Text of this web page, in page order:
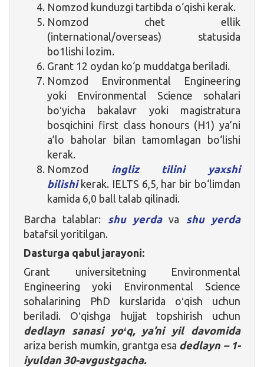
Nomzod kunduzgi tartibda o‘qishi kerak.
Nomzod chet ellik
(international/overseas) statusida
bo1lishi lozim.
Grant 12 oydan ko‘p muddatga beriladi.
Nomzod Environmental Engineering
yoki Environmental Science sohalari
boʻyicha bakalavr yoki magistratura
bosqichini first class honours (H1) ya’ni
a’lo baholar bilan tamomlagan bo‘lishi
kerak.
Nomzod
ingliz tilini yaxshi
bilishikerak. IELTS 6,5, har bir bo‘limdan
kamida 6,0 ball talab qilinadi.
Barcha talablar: shu yerdava shu yerda
batafsil yoritilgan.
Dasturga qabul jarayoni:
Grant universitetning Environmental
Engineering yoki Environmental Science
sohalarining PhD kurslarida oʻqish uchun
beriladi. Oʻqishga hujjat topshirish uchun
dedlayn sanasi yoʻq, ya’ni yil davomida
ariza berish mumkin, grantga esa dedlayn – 1-
iyuldan 30-avgustgacha.